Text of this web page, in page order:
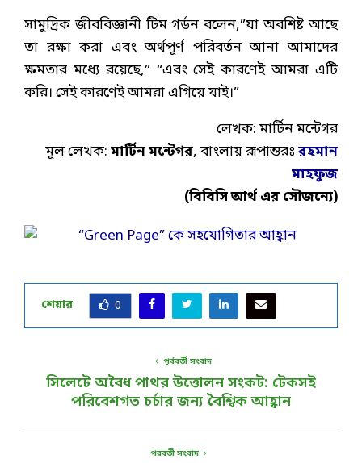
সামুদ্রিক জীববিজ্ঞানী টিম গর্ডন বলেন,”যা অবশিষ্ট আছে
তা রক্ষা করা এবং অর্থপূর্ণ পরিবর্তন আনা আমাদের
ক্ষমতার মধ্যে রয়েছে,” “এবং সেই কারণেই আমরা এটি
করি। সেই কারণেই আমরা এগিয়ে যাই।”
লেখক: মার্টিন মন্টেগর
মূল লেখক: মার্টিনমন্টেগর, বাংলায় রূপান্তরঃ রহমান
মাহফুজ
(বিবিসি আর্থ এর সৌজন্যে)
শেয়ার 0
পূর্ববর্তী সংবাদ
সিলেটে অবৈধ পাথর উত্তোলন সংকট: টেকসই
পরিবেশগত চর্চার জন্য বৈশ্বিক আহ্বান
পরবর্তী সংবাদ